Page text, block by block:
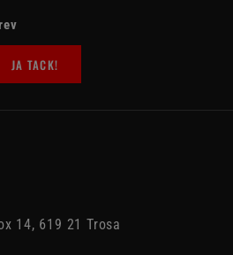
JA TACK!
14, 619 21 Trosa